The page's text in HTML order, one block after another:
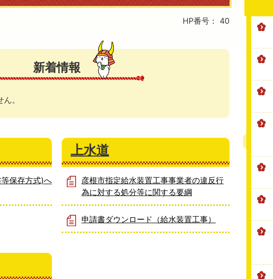
HP番号： 40
新着情報
。
保存方式)へ
上水道
彦根市指定給水装置工事事業者の違反行
為に対する処分等に関する要綱
申請書ダウンロード（給水装置工事）